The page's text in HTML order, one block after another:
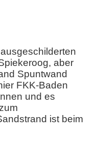
aber
Spuntwand
FKK-Baden
und es
ist beim